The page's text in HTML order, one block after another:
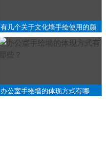
有几个关于文化墙手绘使用的颜
料问题
办公室手绘墙的体现方式有哪